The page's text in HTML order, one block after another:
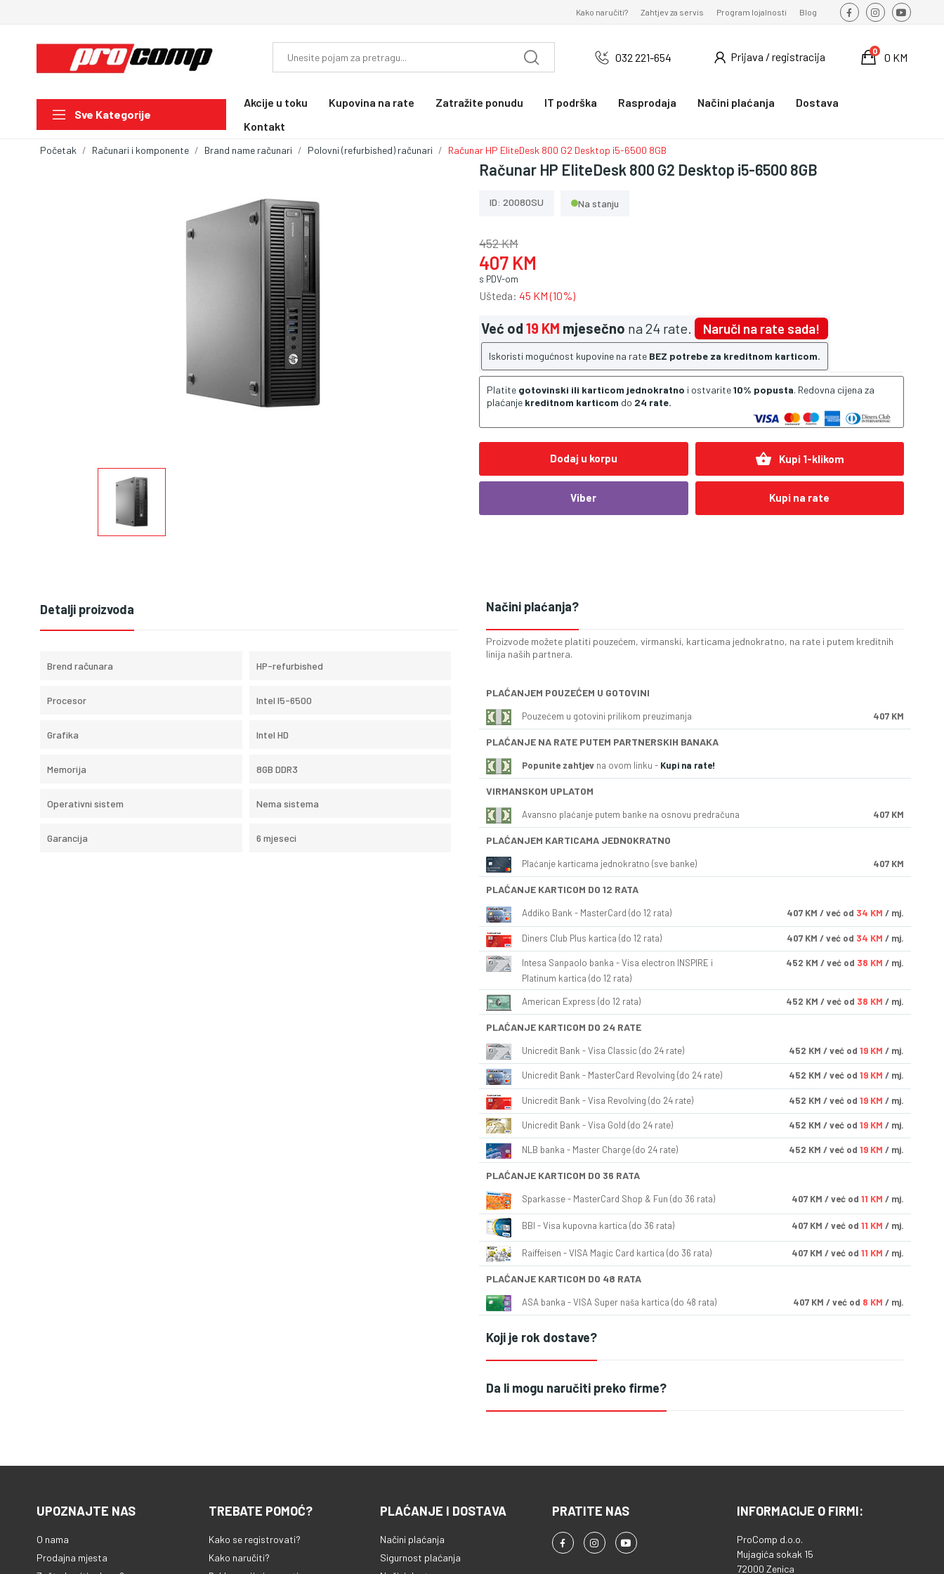
Kako naručiti? Zahtjev za servis Program lojalnosti Blog
032 221-654 Prijava / registracija 0 KM
0
Sve Kategorije
Akcije u toku Kupovina na rate Zatražite ponudu IT podrška Rasprodaja Načini plaćanja
Dostava
Kontakt
Početak Računari i komponente Brand name računari Polovni (refurbished) računari Računar HP EliteDesk 800 G2 Desktop i5-6500 8GB
Računar HP EliteDesk 800 G2 Desktop i5-6500 8GB
ID: 20080SU Na stanju
452 KM
407 KM
s PDV-om
Ušteda: 45 KM (10%)
Već od 19 KM mjesečno na 24 rate. Naruči na rate sada!
Iskoristi mogućnost kupovine na rate BEZ potrebe za kreditnom karticom.
Platite gotovinski ili karticom jednokratno i ostvarite10% popusta. Redovna cijena za
plaćanje kreditnom karticom do 24 rate.
Dodaj u korpu shopping_basket Kupi 1-klikom
Viber Kupi na rate
Detalji proizvoda
Brend računara HP-refurbished
Procesor Intel I5-6500
Grafika Intel HD
Memorija 8GB DDR3
Operativni sistem Nema sistema
Garancija 6 mjeseci
Načini plaćanja?
Proizvode možete platiti pouzećem, virmanski, karticama jednokratno, na rate i putem kreditnih
linija naših partnera.
PLAĆANJEM POUZEĆEM U GOTOVINI
Pouzećem u gotovini prilikom preuzimanja 407 KM
PLAĆANJE NA RATE PUTEM PARTNERSKIH BANAKA
Popunite zahtjev na ovom linku - Kupi na rate!
VIRMANSKOM UPLATOM
Avansno plaćanje putem banke na osnovu predračuna 407 KM
PLAĆANJEM KARTICAMA JEDNOKRATNO
Plaćanje karticama jednokratno (sve banke) 407 KM
PLAĆANJE KARTICOM DO 12 RATA
Addiko Bank - MasterCard (do 12 rata) 407 KM / već od 34 KM / mj.
Diners Club Plus kartica (do 12 rata) 407 KM / već od 34 KM / mj.
Intesa Sanpaolo banka - Visa electron INSPIRE i
Platinum kartica (do 12 rata)
452 KM / već od 38 KM / mj.
American Express (do 12 rata) 452 KM / već od 38 KM / mj.
PLAĆANJE KARTICOM DO 24 RATE
Unicredit Bank - Visa Classic (do 24 rate) 452 KM / već od 19 KM / mj.
Unicredit Bank - MasterCard Revolving (do 24 rate) 452 KM / već od 19 KM / mj.
Unicredit Bank - Visa Revolving (do 24 rate) 452 KM / već od 19 KM / mj.
Unicredit Bank - Visa Gold (do 24 rate) 452 KM / već od 19 KM / mj.
NLB banka - Master Charge (do 24 rate) 452 KM / već od 19 KM / mj.
PLAĆANJE KARTICOM DO 36 RATA
Sparkasse - MasterCard Shop & Fun (do 36 rata) 407 KM / već od 11 KM / mj.
BBI - Visa kupovna kartica (do 36 rata) 407 KM / već od 11 KM / mj.
Raiffeisen - VISA Magic Card kartica (do 36 rata) 407 KM / već od 11 KM / mj.
PLAĆANJE KARTICOM DO 48 RATA
ASA banka - VISA Super naša kartica (do 48 rata) 407 KM / već od 8 KM / mj.
Koji je rok dostave?
Da li mogu naručiti preko firme?
UPOZNAJTE NAS
O nama
Prodajna mjesta
TREBATE POMOĆ?
Kako se registrovati?
Kako naručiti?
PLAĆANJE I DOSTAVA
Načini plaćanja
Sigurnost plaćanja
PRATITE NAS INFORMACIJE O FIRMI:
ProComp d.o.o.
Mujagića sokak 15
72000 Zenica